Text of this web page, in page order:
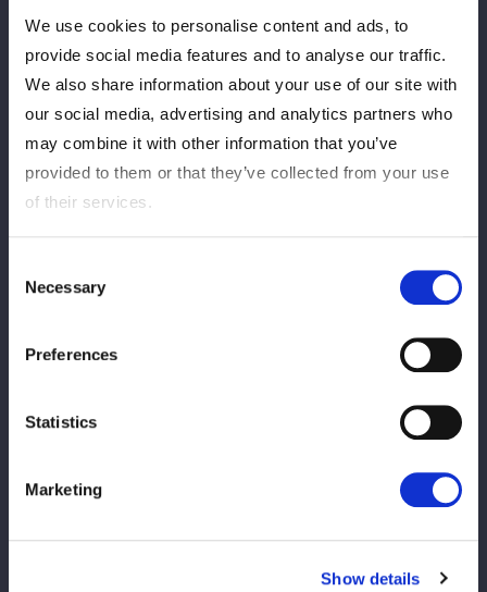
We use cookies to personalise content and ads, to
provide social media features and to analyse our traffic.
We also share information about your use of our site with
our social media, advertising and analytics partners who
may combine it with other information that you’ve
provided to them or that they’ve collected from your use
of their services.
Selection
Necessary
Preferences
Statistics
Marketing
Show details
八神がローで威嚇し、タックルでグラウンドにもっていきネック
ロック。妃南が切り返し、バックの取り合い。八神がヘッドロッ
クも妃南が抜け出しドロップキック。八神がかわすが、妃南がド
ロップキックを決める。コーナーに振り合い、振られた八神がド
ロップキック、左腕にストンピングを連打し、アームブリーカ
ー、ニードロップ。妃南がエルボーを打てば、八神がローキック
からコーナーに追い込み串刺しハイキック、サッカーボールキッ
しエルボーアタック、ドロップキック。八神が返すと、妃南は逆
エビ固め狙い。八神が決まる前にエスケープ。八神がエルボー、
が突進するが、八神がミドル。妃南が突進を止めて後方に投げつ
南はエスケープさせず、中央に引き戻して締め上げるとフェース
ロックに移行。八神がなんとかエスケープすると妃南が担ぎ上げ
らう。妃南が持ち上げてサイドに叩きつけるが、２カウント。妃
めへ。妃南がエスケープするが八神は離さない。ブレイクした八
神がサイドに叩きつける。妃南が返すと、八神はフィニッシュを